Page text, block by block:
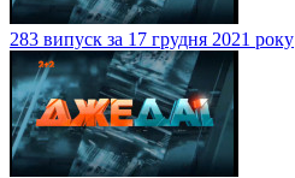
283 випуск за 17 грудня 2021 року